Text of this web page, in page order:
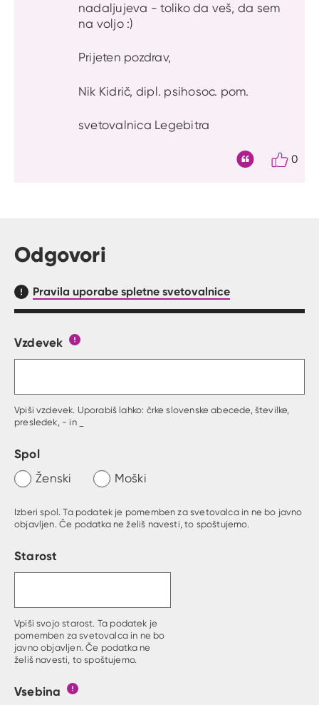
nadaljujeva - toliko da veš, da sem
na voljo :)
Prijeten pozdrav,
Nik Kidrič, dipl. psihosoc. pom.
svetovalnica Legebitra
0
Odgovori
Pravila uporabe spletne svetovalnice
Obrazec, kjer lahko zastaviš vprašanje
Vzdevek
Vpiši vzdevek. Uporabiš lahko: črke slovenske abecede, številke,
presledek, - in _
Spol
Ženski Moški
Izberi spol. Ta podatek je pomemben za svetovalca in ne bo javno
objavljen. Če podatka ne želiš navesti, to spoštujemo.
Starost
Vpiši svojo starost. Ta podatek je
pomemben za svetovalca in ne bo
javno objavljen. Če podatka ne
želiš navesti, to spoštujemo.
Vsebina